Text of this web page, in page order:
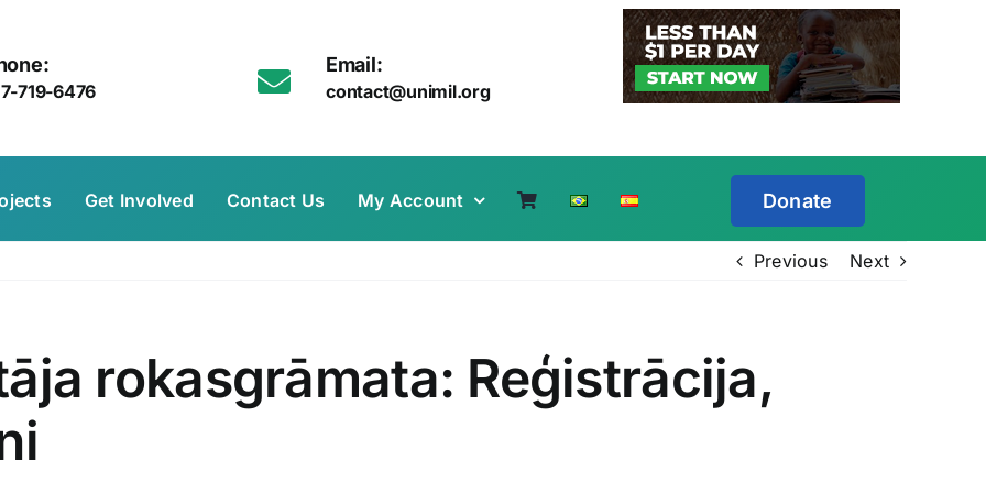
719-6476
Email:
contact@unimil.org
Get Involved Contact Us My Account Donate
Previous Next
rokasgrāmata: Reģistrācija,